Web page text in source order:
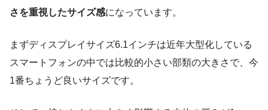
さを重視したサイズ感になっています。
まずディスプレイサイズ6.1インチは近年大型化している
スマートフォンの中では比較的小さい部類の大きさで、今
1番ちょうど良いサイズです。